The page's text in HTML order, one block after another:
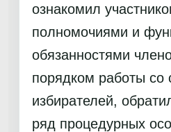
ознакомил
полномочиями и
обязанностями
порядком работы со
избирателей,
ряд процедурных